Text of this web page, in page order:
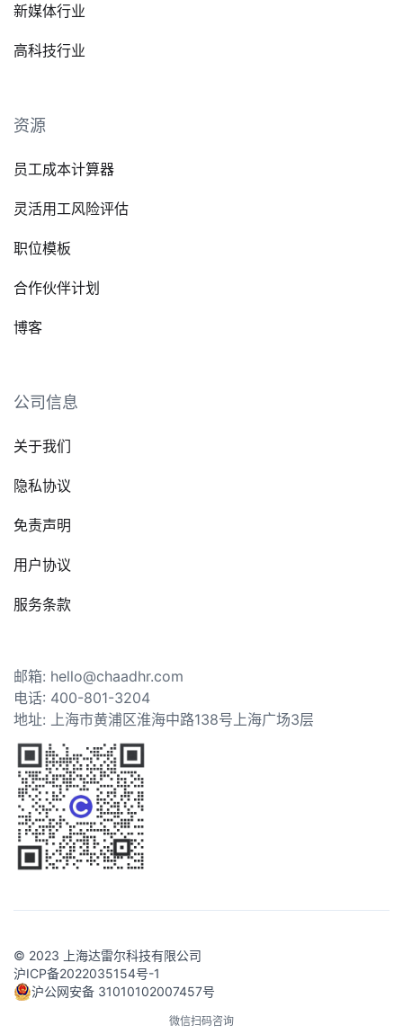
新媒体行业
高科技行业
资源
员工成本计算器
灵活用工风险评估
职位模板
合作伙伴计划
博客
公司信息
关于我们
隐私协议
免责声明
用户协议
服务条款
邮箱: hello@chaadhr.com
电话: 400-801-3204
地址: 上海市黄浦区淮海中路138号上海广场3层
© 2023 上海达雷尔科技有限公司
沪ICP备2022035154号-1
沪公网安备 31010102007457号
微信扫码咨询